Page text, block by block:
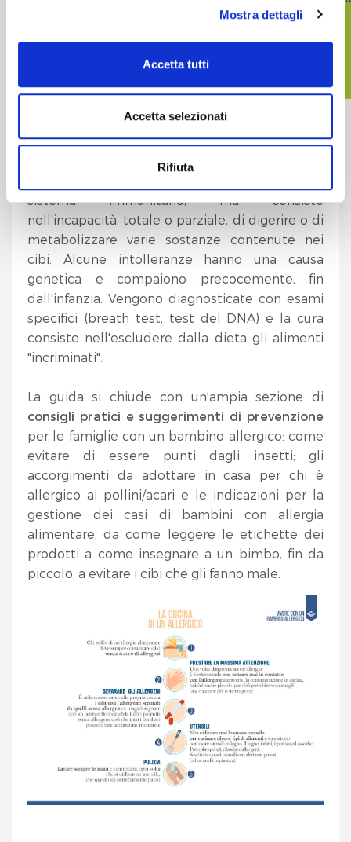
Per maggiori informazioni è possibile consultare
la
scelta sui cookie cliccando suwidget
basso a destra.
Chiudendo questo banner o utilizzando il pulsante
Rifiuta tutto", invece, verranno utilizzati i soli cookie
tecnici.
Mostra dettagli
Accetta tutti
Accetta selezionati
Rifiuta
Nel volume, consultabile sul sito dell'Ospedale,
si spiega anche la differenza tra allergie e
, disturbi con caratteristiche
sistema immunitario, ma consiste
nell'incapacità, totale o parziale, di digerire o di
metabolizzare varie sostanze contenute nei
cibi. Alcune intolleranze hanno una causa
genetica e compaiono precocemente, fin
dall'infanzia. Vengono diagnosticate con esami
specifici (breath test, test del DNA) e la cura
consiste nell'escludere dalla dieta gli alimenti
"incriminati".
La guida si chiude con un'ampia sezione di
consigli pratici e suggerimenti di prevenzione
per le famiglie con un bambino allergico: come
evitare di essere punti dagli insetti; gli
accorgimenti da adottare in casa per chi è
allergico ai pollini/acari e le indicazioni per la
gestione dei casi di bambini con allergia
alimentare, da come leggere le etichette dei
prodotti a come insegnare a un bimbo, fin da
piccolo, a evitare i cibi che gli fanno male.